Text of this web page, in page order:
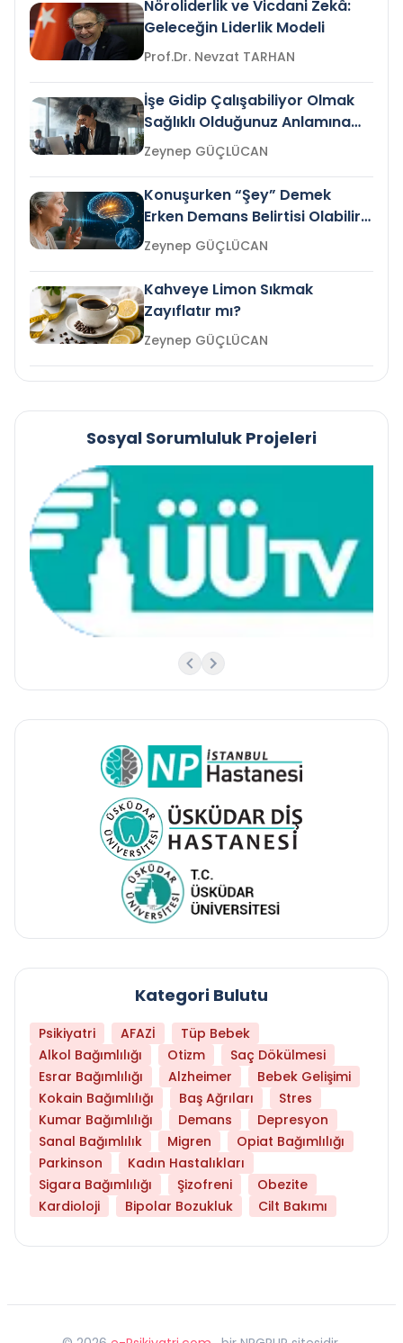
Nöroliderlik ve Vicdani Zekâ:
Geleceğin Liderlik Modeli
Prof.Dr. Nevzat TARHAN
İşe Gidip Çalışabiliyor Olmak
Sağlıklı Olduğunuz Anlamına
Gelir mi?Zeynep GÜÇLÜCAN
Konuşurken “Şey” Demek
Erken Demans Belirtisi Olabilir
mi?
Zeynep GÜÇLÜCAN
Kahveye Limon Sıkmak
Zayıflatır mı?
Zeynep GÜÇLÜCAN
Sosyal Sorumluluk Projeleri
Kategori Bulutu
Psikiyatri AFAZİ
Tüp Bebek
Alkol Bağımlılığı
Otizm
Saç Dökülmesi
Esrar Bağımlılığı
Alzheimer
Bebek Gelişimi
Kokain Bağımlılığı
Baş Ağrıları
Stres
Kumar Bağımlılığı
Demans
Depresyon
Sanal Bağımlılık
Migren
Opiat Bağımlılığı
Parkinson
Kadın Hastalıkları
Sigara Bağımlılığı
Şizofreni
Obezite
Kardioloji
Bipolar Bozukluk Cilt Bakımı